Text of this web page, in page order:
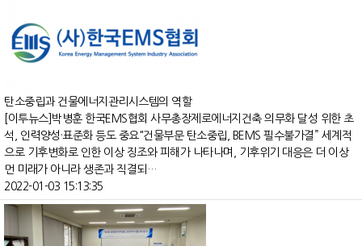
탄소중립과 건물에너지관리시스템의 역할
[이투뉴스]박병훈 한국EMS협회 사무총장제로에너지건축 의무화 달성 위한 초
석, 인력양성·표준화 등도 중요"건물부문 탄소중립, BEMS 필수불가결” 세계적
으로 기후변화로 인한 이상 징조와 피해가 나타나며, 기후위기 대응은 더 이상
먼 미래가 아니라 생존과 직결되…
2022-01-03 15:13:35